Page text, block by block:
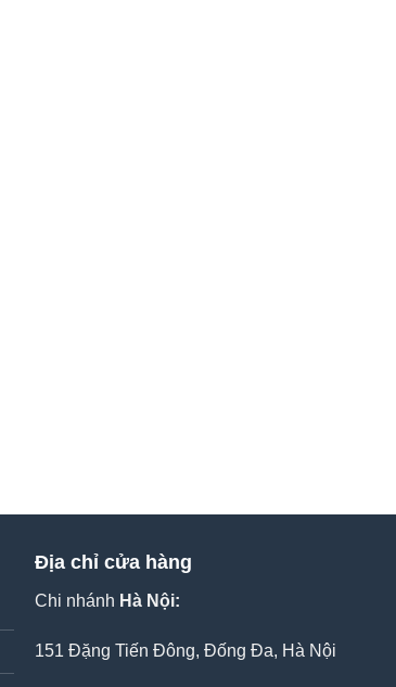
Địa chỉ cửa hàng
Chi nhánh Hà Nội:
151 Đặng Tiến Đông, Đống Đa, Hà Nội